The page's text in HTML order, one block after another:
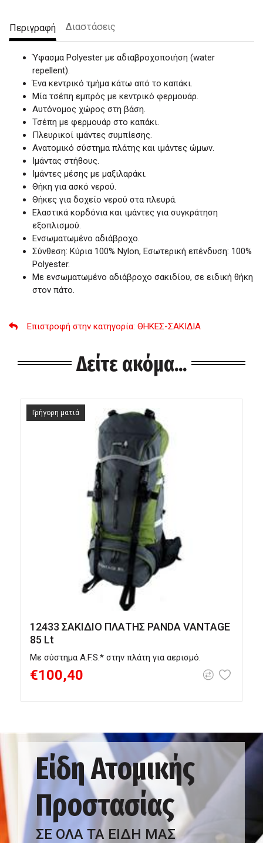
Περιγραφή Διαστάσεις
Ύφασμα Polyester με αδιαβροχοποιήση (water
repellent).
Ένα κεντρικό τμήμα κάτω από το καπάκι.
Μία τσέπη εμπρός με κεντρικό φερμουάρ.
Αυτόνομος χώρος στη βάση.
Τσέπη με φερμουάρ στο καπάκι.
Πλευρικοί ιμάντες συμπίεσης.
Ανατομικό σύστημα πλάτης και ιμάντες ώμων.
Ιμάντας στήθους.
Ιμάντες μέσης με μαξιλαράκι.
Θήκη για ασκό νερού.
Θήκες για δοχείο νερού στα πλευρά.
Ελαστικά κορδόνια και ιμάντες για συγκράτηση
εξοπλισμού.
Ενσωματωμένο αδιάβροχο.
Σύνθεση: Κύρια 100% Nylon, Εσωτερική επένδυση: 100%
Polyester.
Με ενσωματωμένο αδιάβροχο σακιδίου, σε ειδική θήκη
στον πάτο.
Επιστροφή στην κατηγορία: ΘΗΚΕΣ-ΣΑΚΙΔΙΑ
Δείτε ακόμα...
12433 ΣΑΚΙΔΙΟ ΠΛΑΤΗΣ PANDA VANTAGE
85 Lt
Με σύστημα A.F.S.* στην πλάτη για αερισμό.
€100,40
Γρήγορη ματιά
Είδη Ατομικής
Προστασίας
ΣΕ ΟΛΑ ΤΑ ΕΙΔΗ ΜΑΣ